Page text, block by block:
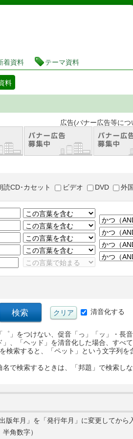
索・予約システム
着資料 テーマ資料
料
広告等については、千葉市
読CD･カセット ビデオ DVD 外
清音化する
」をつけない、促音「っ」「ッ」・長
、「ヘッド」を清音化した場合、すべ
検索すると、「ペット」という文字列を
で検索するときは、「邦題」で検索し
年月」を「発行年月」に変更してから
角数字）